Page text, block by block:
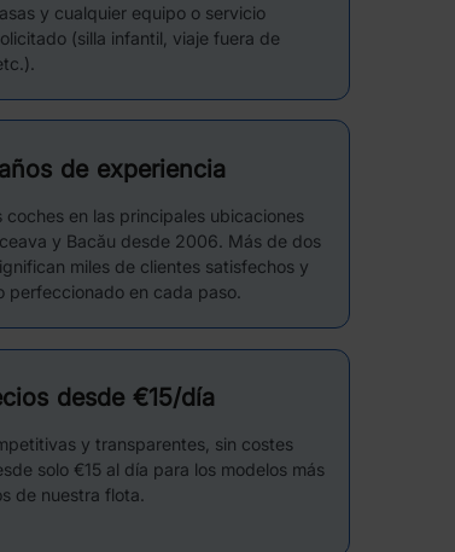
y cualquier equipo o servicio
(silla infantil, viaje fuera de
de experiencia
coches en las principales ubicaciones
y Bacău desde 2006. Más de dos
miles de clientes satisfechos y
perfeccionado en cada paso.
desde €15/día
y transparentes, sin costes
solo €15 al día para los modelos más
de nuestra flota.